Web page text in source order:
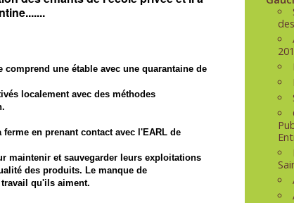
une étable avec une quarantaine de
localement avec des méthodes
en prenant contact avec l'EARL de
maintenir et sauvegarder leurs exploitations
des produits. Le manque de
qu'ils aiment.